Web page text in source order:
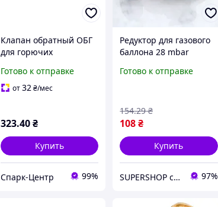
Клапан обратный ОБГ
для горючих
ацетилен) на вход
резака / горелки
Готово к отправке
от32₴/мес
323.40₴
Купить
Спарк-Центр 99%
Редуктор для газового
баллона 28 mbar
со штуцером 8-9 мм
Готово к отправке
108₴
154.29 ₴
Купить
SUPERSHOP супер цены, супер выбор, супер покупки! 97%